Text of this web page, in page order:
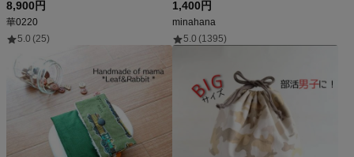
8,900円
華0220
5.0 (25)
1,400円
minahana
5.0 (1395)